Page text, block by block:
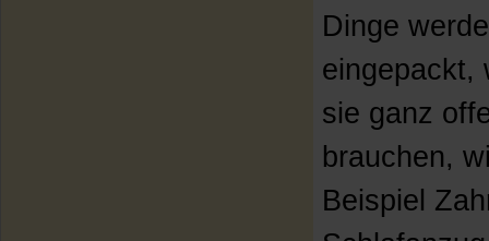
Dinge
eingepackt,
sie ganz
brauchen,
Beispiel